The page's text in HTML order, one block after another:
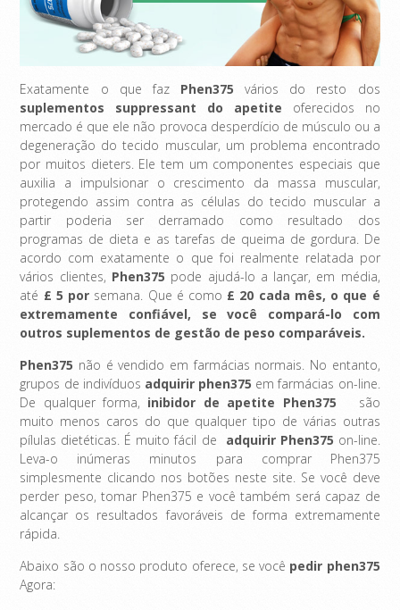
Exatamente o que faz Phen375 vários do resto dos
suplementos suppressant do apetite oferecidos no
mercado é que ele não provoca desperdício de músculo ou a
degeneração do tecido muscular, um problema encontrado
por muitos dieters. Ele tem um componentes especiais que
auxilia a impulsionar o crescimento da massa muscular,
protegendo assim contra as células do tecido muscular a
partir poderia ser derramado como resultado dos
programas de dieta e as tarefas de queima de gordura. De
acordo com exatamente o que foi realmente relatada por
vários clientes, Phen375 pode ajudá-lo a lançar, em média,
até £ 5 por semana. Que é como £ 20 cada mês, o que é
extremamente confiável, se você compará-lo com
outros suplementos de gestão de peso comparáveis.
Phen375 não é vendido em farmácias normais. No entanto,
grupos de indivíduos adquirir phen375 em farmácias on-line.
De qualquer forma, inibidor de apetite Phen375 são
muito menos caros do que qualquer tipo de várias outras
pílulas dietéticas. É muito fácil de adquirir Phen375 on-line.
Leva-o inúmeras minutos para comprar Phen375
simplesmente clicando nos botões neste site. Se você deve
perder peso, tomar Phen375 e você também será capaz de
alcançar os resultados favoráveis ​​de forma extremamente
rápida.
Abaixo são o nosso produto oferece, se você pedir phen375
Agora: